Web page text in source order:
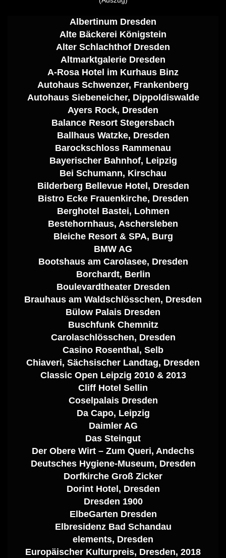
Albertinum Dresden
Alte Bäckerei Königstein
Alter Schlachthof Dresden
Altmarktgalerie Dresden
A-Rosa Hotel im Kurhaus Binz
Autohaus Schwenzer, Frankenberg
Autohaus Siebeneicher, Dippoldiswalde
Ayers Rock, Dresden
Balance Resort Stegersbach
Ballhaus Watzke, Dresden
Barockschloss Rammenau
Bayerischer Bahnhof, Leipzig
Bei Schumann, Kirschau
Bilderberg Bellevue Hotel, Dresden
Bistro Ecke Frauenkirche, Dresden
Berghotel Bastei, Lohmen
Bestehornhaus, Aschersleben
Bleiche Resort & SPA, Burg
BMW AG
Bootshaus am Carolasee, Dresden
Borchardt, Berlin
Boulevardtheater Dresden
Brauhaus am Waldschlösschen, Dresden
Bülow Palais Dresden
Buschfunk Chemnitz
Carolaschlösschen, Dresden
Casino Rosenthal, Selb
Chiaveri, Sächsischer Landtag, Dresden
Classic Open Leipzig 2010 & 2013
Cliff Hotel Sellin
Coselpalais Dresden
Da Capo, Leipzig
Daimler AG
Das Steingut
Der Obere Wirt – Zum Queri, Andechs
Deutsches Hygiene-Museum, Dresden
Dorfkirche Groß Zicker
Dorint Hotel, Dresden
Dresden 1900
ElbeGarten Dresden
Elbresidenz Bad Schandau
elements, Dresden
Europäischer Kulturpreis, Dresden, 2018